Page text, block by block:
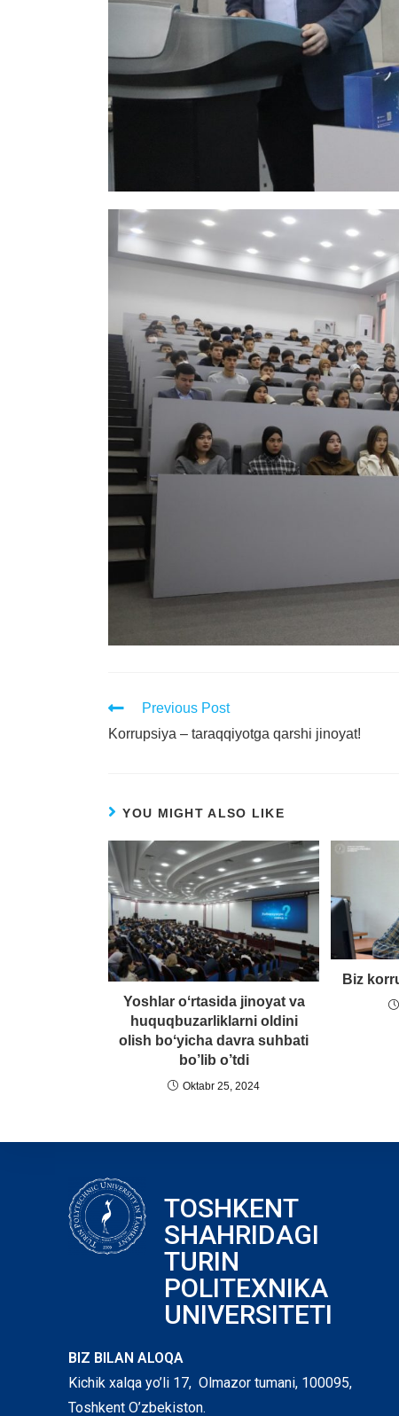
Previous Post
Korrupsiya – taraqqiyotga qarshi jinoyat!
YOU MIGHT ALSO LIKE
Yoshlar oʻrtasida jinoyat va
huquqbuzarliklarni oldini
olish boʻyicha davra suhbati
bo’lib o’tdi
Oktabr 25, 2024
Biz
TOSHKENT
SHAHRIDAGI
TURIN
POLITEXNIKA
UNIVERSITETI
BIZ BILAN ALOQA
Kichik xalqa yo’li 17, Olmazor tumani, 100095,
Toshkent O’zbekiston.